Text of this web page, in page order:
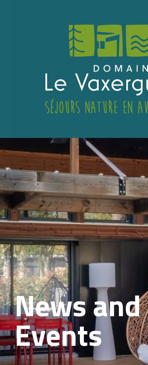
News and
Events